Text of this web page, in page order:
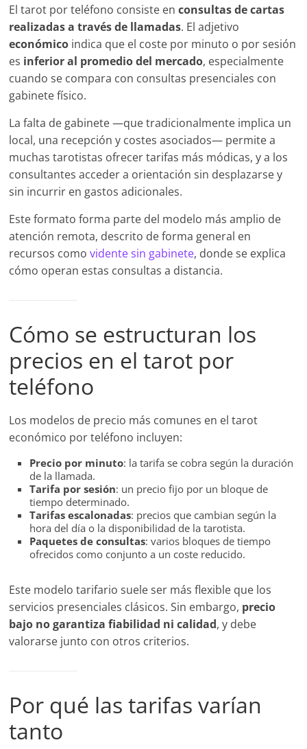
El tarot por teléfono consiste enconsultas de cartas
realizadas a través de llamadas. El adjetivo
económico indica que el coste por minuto o por sesión
es inferior al promedio del mercado, especialmente
cuando se compara con consultas presenciales con
gabinete físico.
La falta de gabinete —que tradicionalmente implica un
local, una recepción y costes asociados— permite a
muchas tarotistas ofrecer tarifas más módicas, y a los
consultantes acceder a orientación sin desplazarse y
sin incurrir en gastos adicionales.
Este formato forma parte del modelo más amplio de
atención remota, descrito de forma general en
recursos comovidente sin gabinete, donde se explica
cómo operan estas consultas a distancia.
Cómo se estructuran los
precios en el tarot por
teléfono
Los modelos de precio más comunes en el tarot
económico por teléfono incluyen:
Precio por minuto: la tarifa se cobra según la duración
de la llamada.
Tarifa por sesión: un precio fijo por un bloque de
tiempo determinado.
Tarifas escalonadas: precios que cambian según la
hora del día o la disponibilidad de la tarotista.
Paquetes de consultas: varios bloques de tiempo
ofrecidos como conjunto a un coste reducido.
Este modelo tarifario suele ser más flexible que los
servicios presenciales clásicos. Sin embargo, precio
bajo no garantiza fiabilidad ni calidad, y debe
valorarse junto con otros criterios.
Por qué las tarifas varían
tanto